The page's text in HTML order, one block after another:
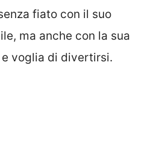
fiato con il suo
ma anche con la sua
voglia di divertirsi.